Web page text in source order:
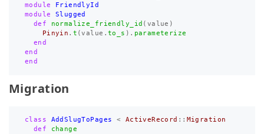
module
FriendlyId
module
Slugged
def
normalize_friendly_id ( value )
Pinyin . t (value .to_s ). parameterize
end
end
end
Migration
class AddSlugToPages < ActiveRecord :: Migration
def
change